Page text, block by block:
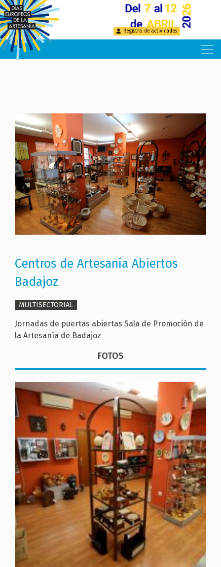
Pasar
contenido
Registro de actividades
Centros de Artesanía Abiertos
Badajoz
MULTISECTORIAL
Jornadas de puertas abiertas Sala de Promoción de
la Artesanía de Badajoz
FOTOS